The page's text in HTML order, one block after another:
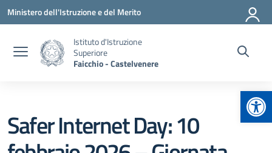
Vai ai contenuti
Vai al menu di navigazione
Vai al footer
Ministero dell'Istruzione e del Merito
Istituto d'Istruzione
Superiore
Faicchio - Castelvenere
Safer Internet Day: 10